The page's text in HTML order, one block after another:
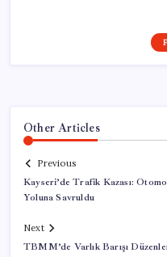
Other Articles
Previous
Kayseri’de Trafik Kazası:
Yoluna Savruldu
Next
TBMM’de Varlık Barışı